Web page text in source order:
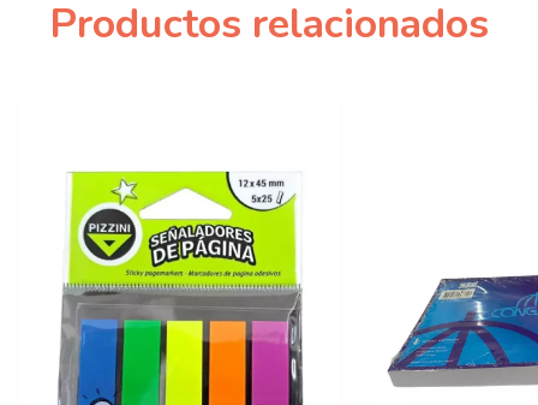
Productos relacionados